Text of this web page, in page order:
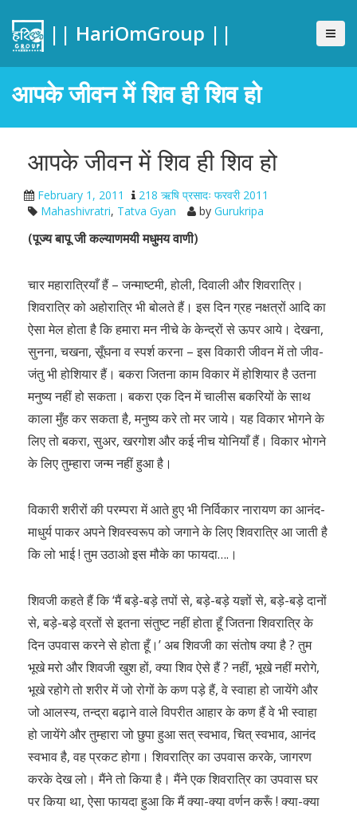
|| HariOmGroup ||
आपके जीवन में शिव ही शिव हो
आपके जीवन में शिव ही शिव हो
February 1, 2011
218 ऋषि प्रसादः फरवरी 2011
Mahashivratri, Tatva Gyan by Gurukripa
(पूज्य बापू जी कल्याणमयी मधुमय वाणी)
चार महारात्रियाँ हैं – जन्माष्टमी, होली, दिवाली और शिवरात्रि।
शिवरात्रि को अहोरात्रि भी बोलते हैं। इस दिन ग्रह नक्षत्रों आदि का
ऐसा मेल होता है कि हमारा मन नीचे के केन्द्रों से ऊपर आये। देखना,
सुनना, चखना, सूँघना व स्पर्श करना – इस विकारी जीवन में तो जीव-
जंतु भी होशियार हैं। बकरा जितना काम विकार में होशियार है उतना
मनुष्य नहीं हो सकता। बकरा एक दिन में चालीस बकरियों के साथ
काला मुँह कर सकता है, मनुष्य करे तो मर जाये। यह विकार भोगने के
लिए तो बकरा, सुअर, खरगोश और कई नीच योनियाँ हैं। विकार भोगने
के लिए तुम्हारा जन्म नहीं हुआ है।
विकारी शरीरों की परम्परा में आते हुए भी निर्विकार नारायण का आनंद-
माधुर्य पाकर अपने शिवस्वरूप को जगाने के लिए शिवरात्रि आ जाती है
कि लो भाई ! तुम उठाओ इस मौके का फायदा….।
शिवजी कहते हैं कि ‘मैं बड़े-बड़े तपों से, बड़े-बड़े यज्ञों से, बड़े-बड़े दानों
से, बड़े-बड़े व्रतों से इतना संतुष्ट नहीं होता हूँ जितना शिवरात्रि के
दिन उपवास करने से होता हूँ।’ अब शिवजी का संतोष क्या है ? तुम
भूखे मरो और शिवजी खुश हों, क्या शिव ऐसे हैं ? नहीं, भूखे नहीं मरोगे,
भूखे रहोगे तो शरीर में जो रोगों के कण पड़े हैं, वे स्वाहा हो जायेंगे और
जो आलस्य, तन्द्रा बढ़ाने वाले विपरीत आहार के कण हैं वे भी स्वाहा
हो जायेंगे और तुम्हारा जो छुपा हुआ सत् स्वभाव, चित् स्वभाव, आनंद
स्वभाव है, वह प्रकट होगा। शिवरात्रि का उपवास करके, जागरण
करके देख लो। मैंने तो किया है। मैंने एक शिवरात्रि का उपवास घर
पर किया था, ऐसा फायदा हुआ कि मैं क्या-क्या वर्णन करूँ ! क्या-क्या